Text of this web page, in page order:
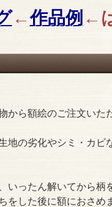
←作品例 ←
から額絵のご注文いた
地の劣化やシミ・カビ
いったん解いてから柄
をした後に額におさめ